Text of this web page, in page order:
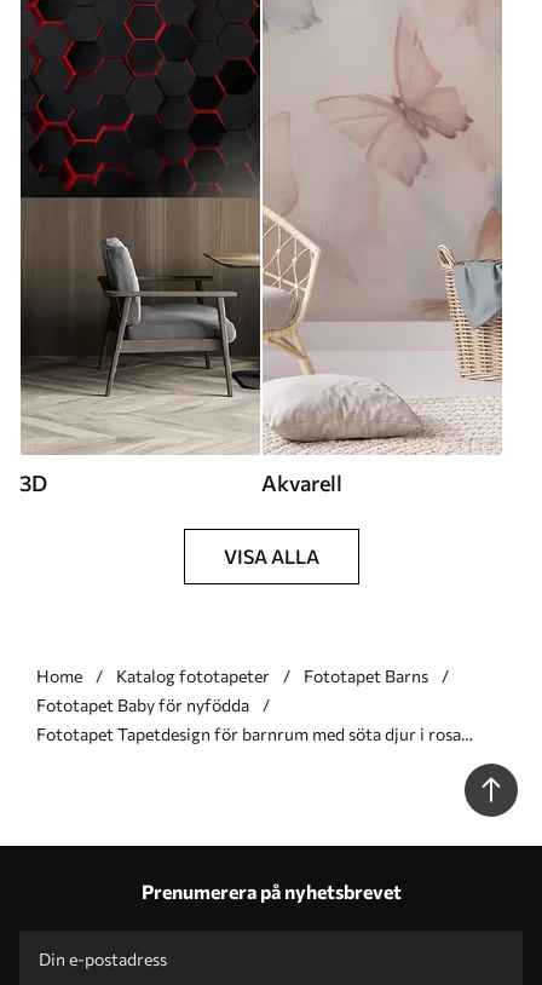
3D Akvarell
VISA ALLA
Home Katalog fototapeter
Fototapet Barns
Fototapet Baby för nyfödda
Fototapet Tapetdesign för barnrum med söta djur i rosa
Prenumerera på nyhetsbrevet